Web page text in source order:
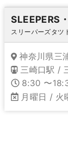
SLEEPERS
スリーパーズタツ
神奈川県三
三崎口駅 /
8:30 〜
月曜日 / 火